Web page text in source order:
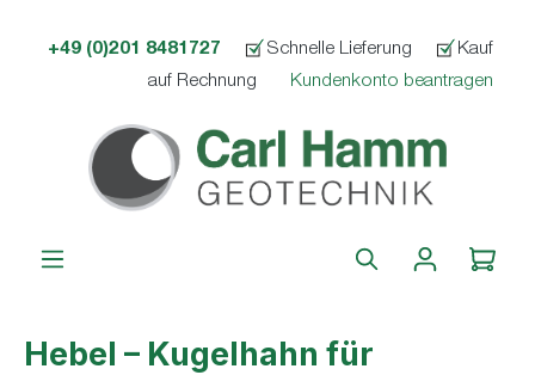
+49 (0)201 8481727 Schnelle Lieferung
Kauf
auf Rechnung
Kundenkonto beantragen
Hebel – Kugelhahn für